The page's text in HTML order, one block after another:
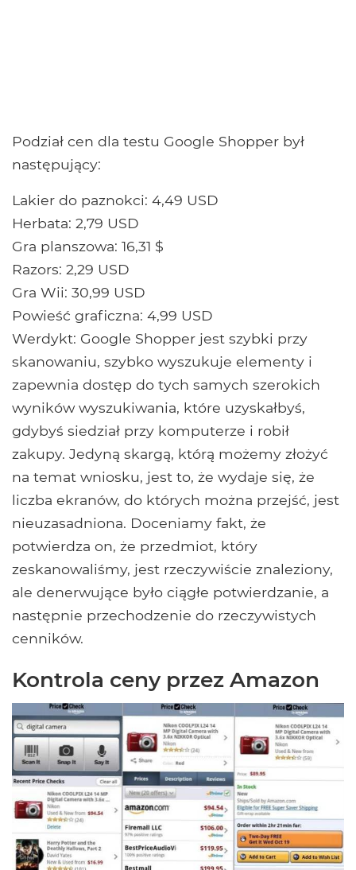
Podział cen dla testu Google Shopper był
następujący:
Lakier do paznokci: 4,49 USD
Herbata: 2,79 USD
Gra planszowa: 16,31 $
Razors: 2,29 USD
Gra Wii: 30,99 USD
Powieść graficzna: 4,99 USD
Werdykt: Google Shopper jest szybki przy
skanowaniu, szybko wyszukuje elementy i
zapewnia dostęp do tych samych szerokich
wyników wyszukiwania, które uzyskałbyś,
gdybyś siedział przy komputerze i robił
zakupy. Jedyną skargą, którą możemy złożyć
na temat wniosku, jest to, że wydaje się, że
liczba ekranów, do których można przejść, jest
nieuzasadniona. Doceniamy fakt, że
potwierdza on, że przedmiot, który
zeskanowaliśmy, jest rzeczywiście znaleziony,
ale denerwujące było ciągłe potwierdzanie, a
następnie przechodzenie do rzeczywistych
cenników.
Kontrola ceny przez Amazon